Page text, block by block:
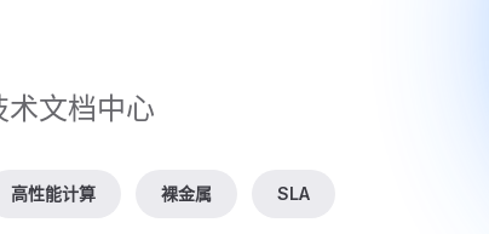
术文档中心
高性能计算 裸金属 SLA